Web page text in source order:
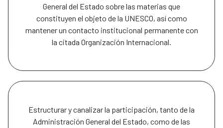
General del Estado sobre las materias que
constituyen el objeto de la UNESCO, así como
mantener un contacto institucional permanente con
la citada Organización Internacional.
Estructurar y canalizar la participación, tanto de la
Administración General del Estado, como de las